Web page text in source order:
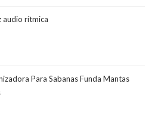
es:
audio rítmica
Para Sabanas Funda Mantas